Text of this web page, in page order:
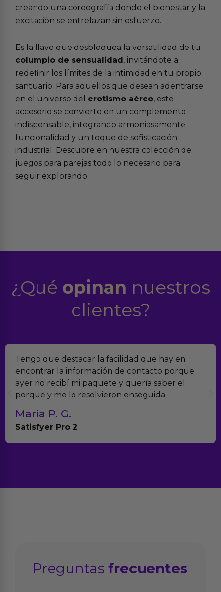
creando una coreografía donde el bienestar y la
excitación se entrelazan sin esfuerzo.
Es la llave que desbloquea la versatilidad de tu
columpio de sensualidad, invitándote a
redefinir los límites de la intimidad en tu propio
santuario. Para aquellos que desean adentrarse
en el universo del erotismo aéreo, este
accesorio se convierte en un complemento
indispensable, integrando armoniosamente
funcionalidad y un toque de sofisticación
industrial. Descubre en nuestra colección de
juegos para parejas todo lo necesario para
seguir explorando.
¿Qué opinan nuestros
clientes?
Tengo que destacar la facilidad que hay en
encontrar la información de contacto porque
ayer no recibí mi paquete y quería saber el
porque y me lo resolvieron enseguida.
Maria P. G.
Satisfyer Pro 2
Preguntasfrecuentes